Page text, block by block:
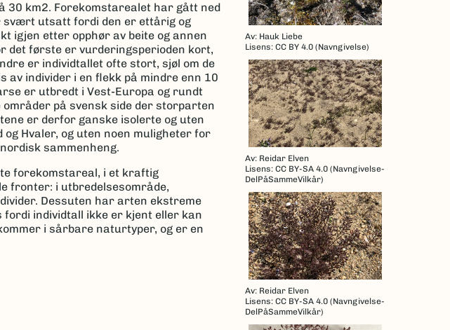
30 km2. Forekomstarealet har gått ned
svært utsatt fordi den er ettårig og
igjen etter opphør av beite og annen
det første er vurderingsperioden kort,
er individtallet ofte stort, sjøl om de
av individer i en flekk på mindre enn 10
er utbredt i Vest-Europa og rundt
på svensk side der storparten
er derfor ganske isolerte og uten
Hvaler, og uten noen muligheter for
sammenheng.
forekomstareal, i et kraftig
fronter: i utbredelsesområde,
Dessuten har arten ekstreme
individtall ikke er kjent eller kan
i sårbare naturtyper, og er en
Av: Hauk Liebe
Lisens: CC BY 4.0 (Navngivelse)
Av: Reidar Elven
Lisens: CC BY-SA 4.0 (Navngivelse-
DelPåSammeVilkår)
Av: Reidar Elven
Lisens: CC BY-SA 4.0 (Navngivelse-
DelPåSammeVilkår)